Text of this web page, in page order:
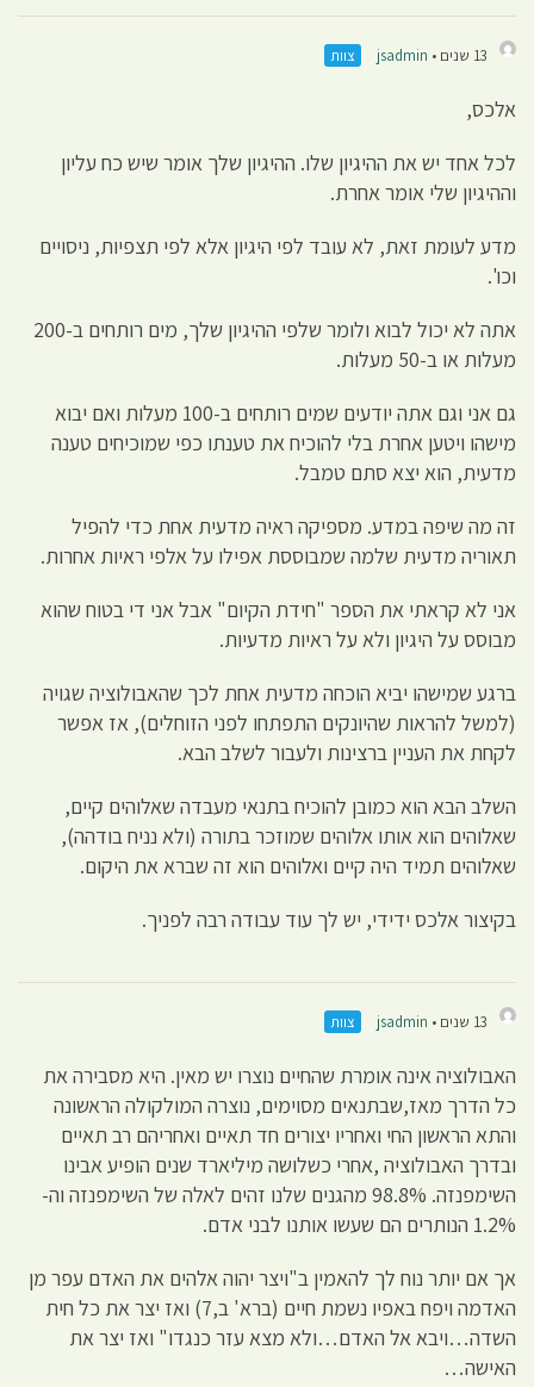
13 שנים • jsadmin צוות
אלכס,
לכל אחד יש את ההיגיון שלו. ההיגיון שלך אומר שיש כח עליון
וההיגיון שלי אומר אחרת.
מדע לעומת זאת, לא עובד לפי היגיון אלא לפי תצפיות, ניסויים
וכו'.
אתה לא יכול לבוא ולומר שלפי ההיגיון שלך, מים רותחים ב-200
מעלות או ב-50 מעלות.
גם אני וגם אתה יודעים שמים רותחים ב-100 מעלות ואם יבוא
מישהו ויטען אחרת בלי להוכיח את טענתו כפי שמוכיחים טענה
מדעית, הוא יצא סתם טמבל.
זה מה שיפה במדע. מספיקה ראיה מדעית אחת כדי להפיל
תאוריה מדעית שלמה שמבוססת אפילו על אלפי ראיות אחרות.
אני לא קראתי את הספר "חידת הקיום" אבל אני די בטוח שהוא
מבוסס על היגיון ולא על ראיות מדעיות.
ברגע שמישהו יביא הוכחה מדעית אחת לכך שהאבולוציה שגויה
(למשל להראות שהיונקים התפתחו לפני הזוחלים), אז אפשר
לקחת את העניין ברצינות ולעבור לשלב הבא.
השלב הבא הוא כמובן להוכיח בתנאי מעבדה שאלוהים קיים,
שאלוהים הוא אותו אלוהים שמוזכר בתורה (ולא נניח בודהה),
שאלוהים תמיד היה קיים ואלוהים הוא זה שברא את היקום.
בקיצור אלכס ידידי, יש לך עוד עבודה רבה לפניך.
13 שנים • jsadmin צוות
האבולוציה אינה אומרת שהחיים נוצרו יש מאין. היא מסבירה את
כל הדרך מאז,שבתנאים מסוימים, נוצרה המולקולה הראשונה
והתא הראשון החי ואחריו יצורים חד תאיים ואחריהם רב תאיים
ובדרך האבולוציה ,אחרי כשלושה מיליארד שנים הופיע אבינו
השימפנזה. 98.8% מהגנים שלנו זהים לאלה של השימפנזה וה-
1.2% הנותרים הם שעשו אותנו לבני אדם.
אך אם יותר נוח לך להאמין ב"ויצר יהוה אלהים את האדם עפר מן
האדמה ויפח באפיו נשמת חיים (ברא' ב,7) ואז יצר את כל חית
השדה…ויבא אל האדם…ולא מצא עזר כנגדו" ואז יצר את
האישה…